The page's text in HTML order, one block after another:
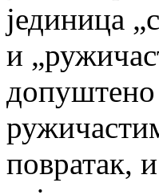
јединица
и
допуштено
повратак,